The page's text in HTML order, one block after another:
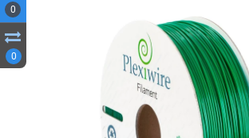
0
0